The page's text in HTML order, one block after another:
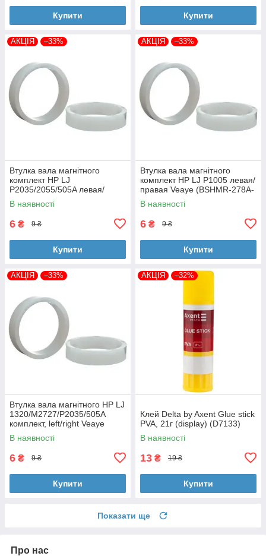
Купити Купити
АКЦІЯ –33%
Втулка вала магнітного
комплект HP LJ
P2035/2055/505A левая/
правая Veaye (BSHMR-505A-
VE)
В наявності
6 ₴ 9 ₴
Купити
АКЦІЯ –33%
Втулка вала магнітного
комплект HP LJ P1005 левая/
правая Veaye (BSHMR-278A-
VE)
В наявності
6 ₴ 9 ₴
Купити
АКЦІЯ –33%
Втулка вала магнітного HP LJ
1320/M2727/P2035/505A
комплект, left/right Veaye
(BSHMR-505U-VE)
В наявності
6 ₴ 9 ₴
Купити
АКЦІЯ –32%
Клей Delta by Axent Glue stick
PVA, 21г (display) (D7133)
В наявності
13 ₴ 19 ₴
Купити
Показати ще
Про нас